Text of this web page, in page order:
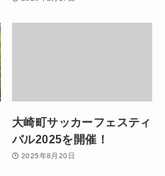
大崎町サッカーフェスティ
バル2025を開催！
2025年8月20日